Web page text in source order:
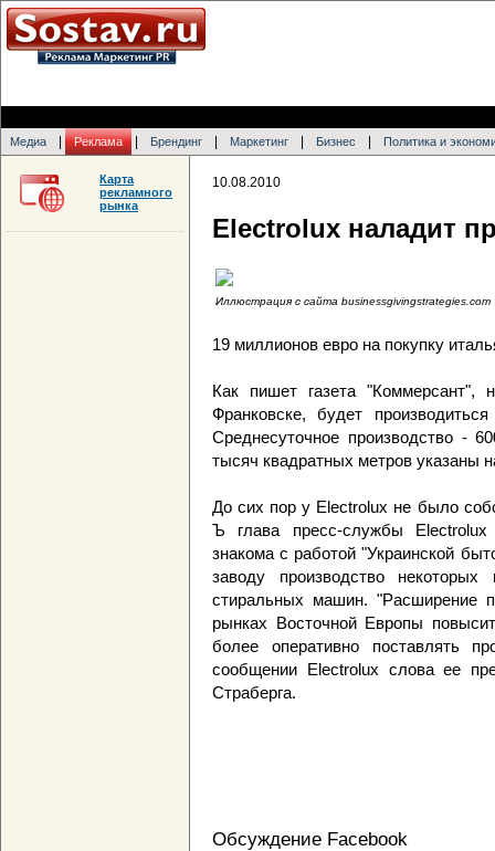
Медиа Реклама Брендинг Маркетинг Бизнес Политика и
10.08.2010
Electrolux наладит
Иллюстрация с сайта businessgivingstrategies.com
19 миллионов евро на покупку
Как пишет газета "Коммерсант",
Франковске, будет
Среднесуточное производство -
тысяч квадратных метров указаны
До сих пор у Electrolux не было
Ъ глава пресс-службы
знакома с работой "Украинской
заводу производство
стиральных машин. "Расширение
рынках Восточной Европы
более оперативно поставлять
сообщении Electrolux слова ее
Страберга.
Обсуждение Facebook
Карта
рекламного
рынка